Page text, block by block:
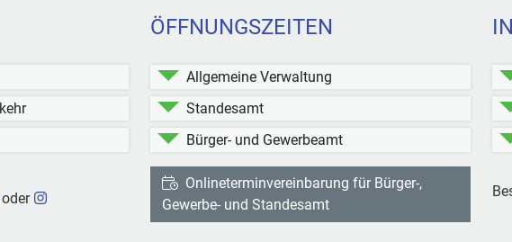
Kleinblittersdorf bei Facebook
Gemeinde Kleinblittersdorf bei Instagram
ÖFFNUNGSZEITEN
Allgemeine Verwaltung
Standesamt
Bürger- und Gewerbeamt
Onlineterminvereinbarung für Bürger-,
Gewerbe- und Standesamt